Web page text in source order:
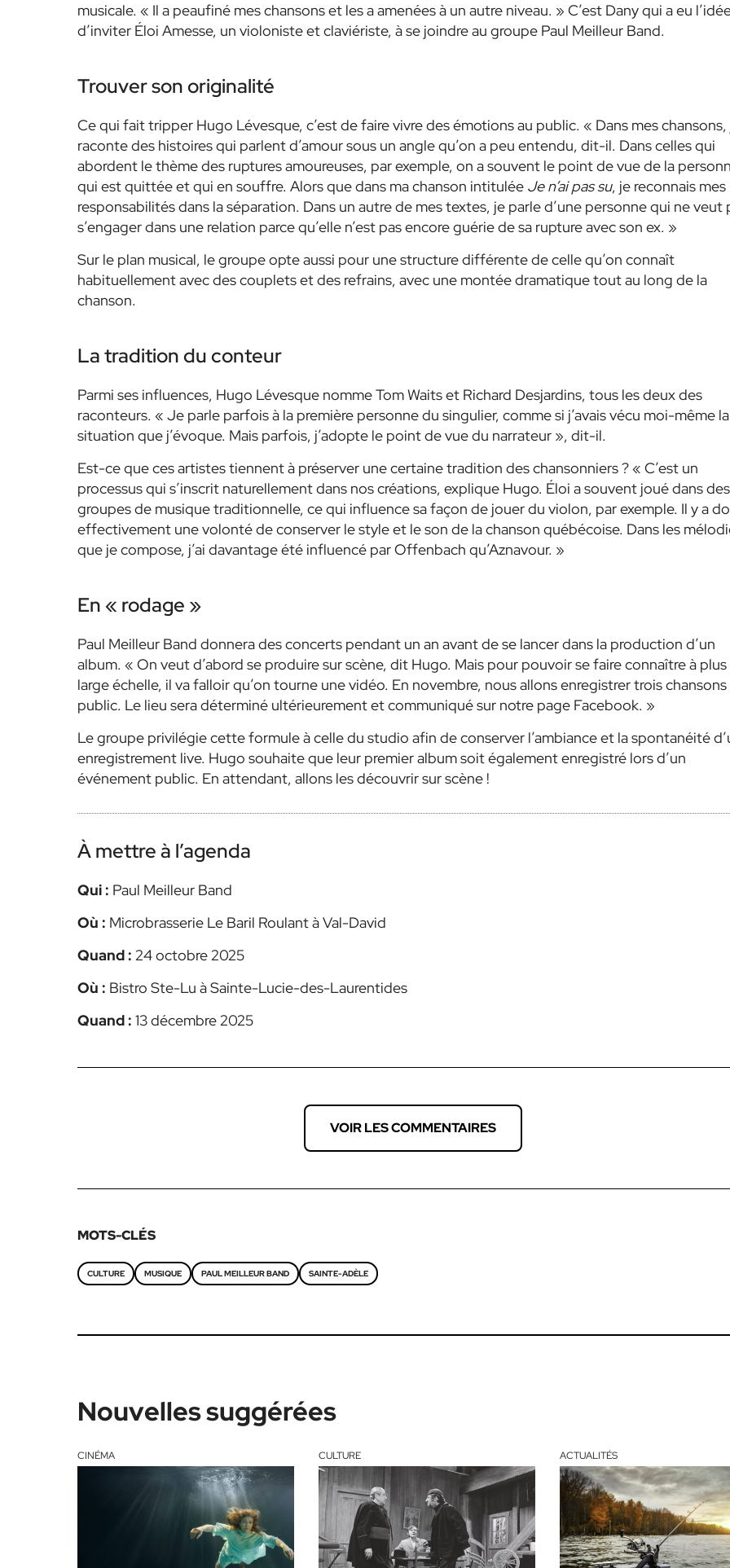
musicale. « Il a peaufiné mes chansons et les a amenées à un autre niveau. » C’est Dany qui a eu
d’inviter Éloi Amesse, un violoniste et claviériste, à se joindre au groupe Paul Meilleur Band.
Trouver son originalité
Ce qui fait tripper Hugo Lévesque, c’est de faire vivre des émotions au public. « Dans mes chansons,
raconte des histoires qui parlent d’amour sous un angle qu’on a peu entendu, dit-il. Dans celles qui
abordent le thème des ruptures amoureuses, par exemple, on a souvent le point de vue de la
qui est quittée et qui en souffre. Alors que dans ma chanson intitulée Je n’ai pas su, je reconnais mes
responsabilités dans la séparation. Dans un autre de mes textes, je parle d’une personne qui ne veut
s’engager dans une relation parce qu’elle n’est pas encore guérie de sa rupture avec son ex. »
Sur le plan musical, le groupe opte aussi pour une structure différente de celle qu’on connaît
habituellement avec des couplets et des refrains, avec une montée dramatique tout au long de la
chanson.
La tradition du conteur
Parmi ses influences, Hugo Lévesque nomme Tom Waits et Richard Desjardins, tous les deux des
raconteurs. « Je parle parfois à la première personne du singulier, comme si j’avais vécu moi-même la
situation que j’évoque. Mais parfois, j’adopte le point de vue du narrateur », dit-il.
Est-ce que ces artistes tiennent à préserver une certaine tradition des chansonniers ? « C’est un
processus qui s’inscrit naturellement dans nos créations, explique Hugo. Éloi a souvent joué dans des
groupes de musique traditionnelle, ce qui influence sa façon de jouer du violon, par exemple. Il y a
effectivement une volonté de conserver le style et le son de la chanson québécoise. Dans les
que je compose, j’ai davantage été influencé par Offenbach qu’Aznavour. »
En « rodage »
Paul Meilleur Band donnera des concerts pendant un an avant de se lancer dans la production d’un
album. « On veut d’abord se produire sur scène, dit Hugo. Mais pour pouvoir se faire connaître à plus
large échelle, il va falloir qu’on tourne une vidéo. En novembre, nous allons enregistrer trois chansons
public. Le lieu sera déterminé ultérieurement et communiqué sur notre page Facebook. »
Le groupe privilégie cette formule à celle du studio afin de conserver l’ambiance et la spontanéité
enregistrement live. Hugo souhaite que leur premier album soit également enregistré lors d’un
événement public. En attendant, allons les découvrir sur scène !
À mettre à l’agenda
Qui : Paul Meilleur Band
Où : Microbrasserie Le Baril Roulant à Val-David
Quand : 24 octobre 2025
Où : Bistro Ste-Lu à Sainte-Lucie-des-Laurentides
Quand : 13 décembre 2025
VOIR LES COMMENTAIRES
MOTS-CLÉS
CULTURE MUSIQUE PAUL MEILLEUR BAND SAINTE-ADÈLE
Nouvelles suggérées
CINÉMA CULTURE ACTUALITÉS